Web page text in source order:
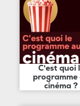
C'est quoi
programme
cinéma ?